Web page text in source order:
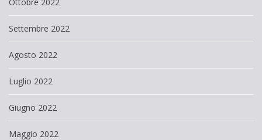
Settembre 2022
Agosto 2022
Luglio 2022
Giugno 2022
Maggio 2022